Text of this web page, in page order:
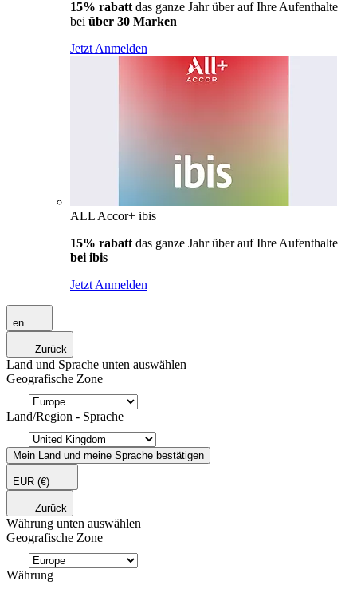
15% rabatt das ganze Jahr über auf Ihre Aufenthalte
bei über 30 Marken
Jetzt Anmelden
ALL Accor+ ibis
15% rabatt das ganze Jahr über auf Ihre Aufenthalte
bei ibis
Jetzt Anmelden
en
Zurück
Land und Sprache unten auswählen
Geografische Zone
Land/Region - Sprache
Mein Land und meine Sprache bestätigen
EUR (€)
Zurück
Währung unten auswählen
Geografische Zone
Währung